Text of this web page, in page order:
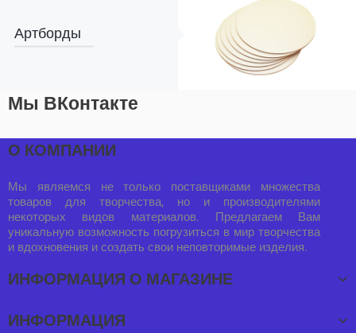
Артборды
Мы ВКонтакте
О КОМПАНИИ
Мы являемся не только поставщиками множества
товаров для творчества, но и производителями
некоторых видов материалов. Предлагаем Вам
уникальную возможность погрузиться в мир творчества
и вдохновения и создать свои неповторимые изделия.
ИНФОРМАЦИЯ О МАГАЗИНЕ
ИНФОРМАЦИЯ